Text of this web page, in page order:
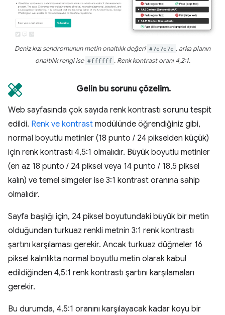
Deniz kızı sendromunun metin onaltılık değeri #7c7c7c , arka planın
onaltılık rengi ise #ffffff . Renk kontrast oranı 4,2:1.
Gelin bu sorunu çözelim.
Web sayfasında çok sayıda renk kontrastı sorunu tespit
edildi. Renk ve kontrast modülünde öğrendiğiniz gibi,
normal boyutlu metinler (18 punto / 24 pikselden küçük)
için renk kontrastı 4,5:1 olmalıdır. Büyük boyutlu metinler
(en az 18 punto / 24 piksel veya 14 punto / 18,5 piksel
kalın) ve temel simgeler ise 3:1 kontrast oranına sahip
olmalıdır.
Sayfa başlığı için, 24 piksel boyutundaki büyük bir metin
olduğundan turkuaz renkli metnin 3:1 renk kontrastı
şartını karşılaması gerekir. Ancak turkuaz düğmeler 16
piksel kalınlıkta normal boyutlu metin olarak kabul
edildiğinden 4,5:1 renk kontrastı şartını karşılamaları
gerekir.
Bu durumda, 4.5:1 oranını karşılayacak kadar koyu bir